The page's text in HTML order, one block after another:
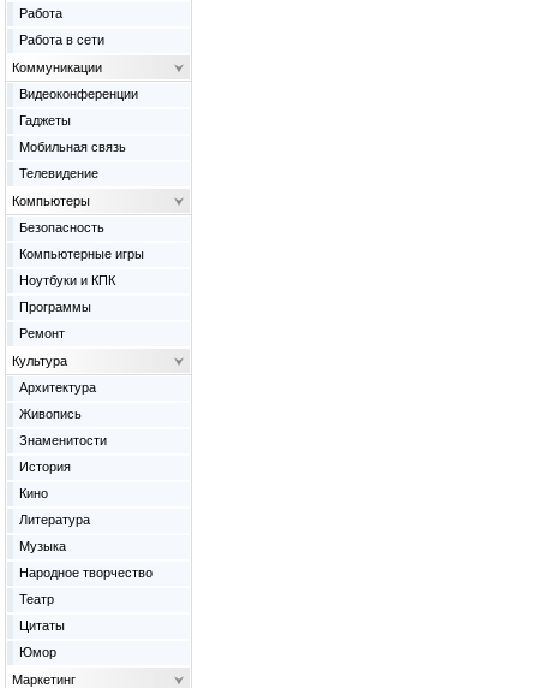
Работа
Работа в сети
Коммуникации
Видеоконференции
Гаджеты
Мобильная связь
Телевидение
Компьютеры
Безопасность
Компьютерные игры
Ноутбуки и КПК
Программы
Ремонт
Культура
Архитектура
Живопись
Знаменитости
История
Кино
Литература
Музыка
Народное творчество
Театр
Цитаты
Юмор
Маркетинг